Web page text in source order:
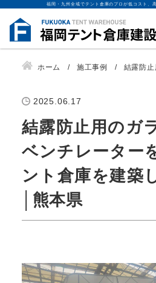
福岡・九州全域でテント倉庫のプロが低コスト、
ホーム 施工事例 結露防
2025.06.17
結露防止用のガ
ベンチレーター
ント倉庫を建築
│熊本県